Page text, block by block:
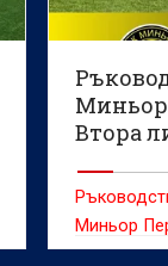
Миньор
Втора
Миньор
нагласа